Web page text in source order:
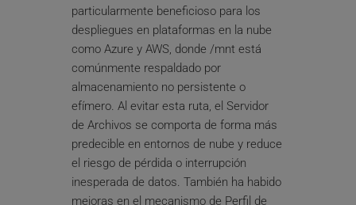
particularmente beneficioso para los
despliegues en plataformas en la nube
como Azure y AWS, donde /mnt está
comúnmente respaldado por
almacenamiento no persistente o
efímero. Al evitar esta ruta, el Servidor
de Archivos se comporta de forma más
predecible en entornos de nube y reduce
el riesgo de pérdida o interrupción
inesperada de datos. También ha habido
mejoras en el mecanismo de Perfil de